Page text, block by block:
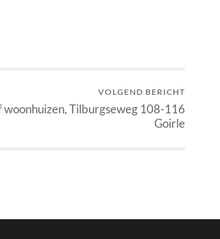
VOLGEND BERICHT
woonhuizen, Tilburgseweg 108-116
Goirle